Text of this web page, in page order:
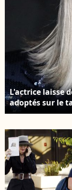
L'actrice laisse
adoptés sur le
avec son fils